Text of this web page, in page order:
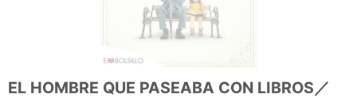
EL HOMBRE QUE PASEABA CON LIBROS／